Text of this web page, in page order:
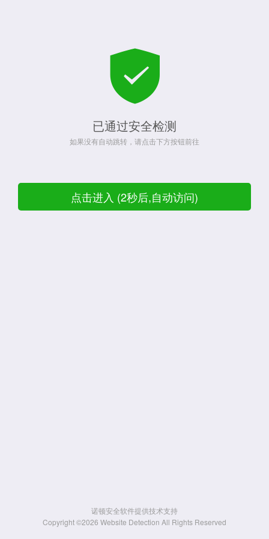
已通过安全检测
如果没有自动跳转，请点击下方按钮前往
点击进入 (2秒后,自动访问)
诺顿安全软件提供技术支持
Copyright ©2026 Website Detection All Rights Reserved